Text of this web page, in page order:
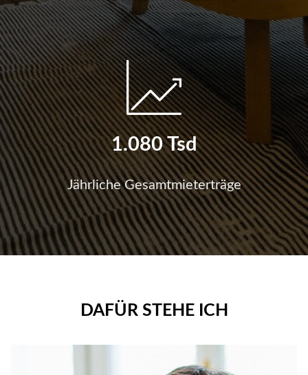
1.080 Tsd
Jährliche Gesamtmieterträge
DAFÜR STEHE ICH